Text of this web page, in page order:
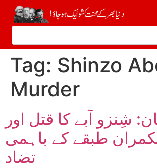
Tag: Shinzo
Murder
شِنزو آبے کا قتل اور
طبقے کے باہمی
تضاد